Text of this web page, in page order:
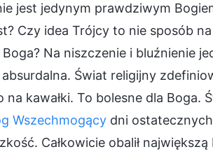
jest jedynym prawdziwym
Czy idea Trójcy to nie sposób
Na niszczenie i bluźnienie
absurdalna. Świat religijny
na kawałki. To bolesne dla
Wszechmogący dni
Całkowicie obalił